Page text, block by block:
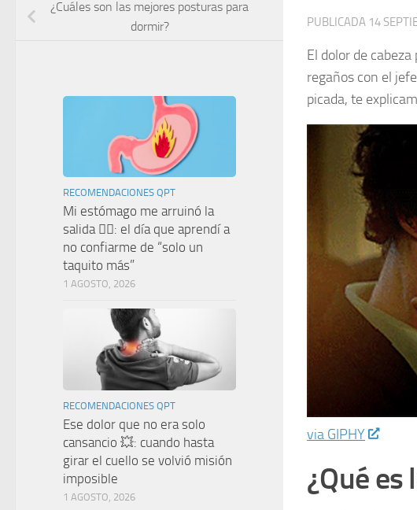
PUBLICADA 14
El dolor de
regaños con el
picada, te
via GIPHY
¿Qué es
¿Cuáles son las mejores posturas para
dormir?
RECOMENDACIONES QPT
Mi estómago me arruinó la
salida 🤦‍♀️: el día que aprendí a
no confiarme de “solo un
taquito más”
1 AGOSTO, 2026
RECOMENDACIONES QPT
Ese dolor que no era solo
cansancio 💥: cuando hasta
girar el cuello se volvió misión
imposible
1 AGOSTO, 2026